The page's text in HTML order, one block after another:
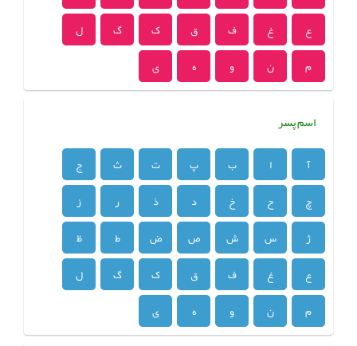
ع
غ ف ق ک گ
ل
م
ن و ه ی
اسم پسر
آ ا ب پ ت ث
ج
چ
ح خ د ذ ر
ز
ژ
س ش ص ض ط
ظ
ع
غ ف ق ک گ
ل
م
ن و ه ی